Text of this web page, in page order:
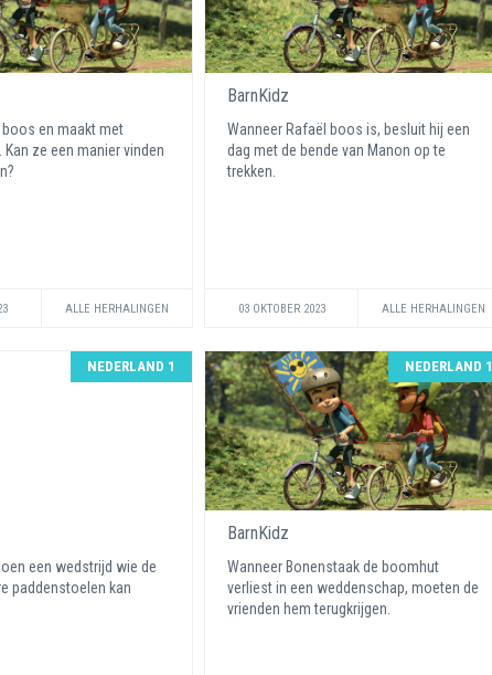
en maakt met
ze een manier vinden
ALLE HERHALINGEN
BarnKidz
Wanneer Rafaël boos is, besluit hij een
dag met de bende van Manon op te
trekken.
03 OKTOBER 2023 ALLE HERHALINGEN
NEDERLAND 1
een wedstrijd wie de
paddenstoelen kan
NEDERLAND 1
BarnKidz
Wanneer Bonenstaak de boomhut
verliest in een weddenschap, moeten de
vrienden hem terugkrijgen.